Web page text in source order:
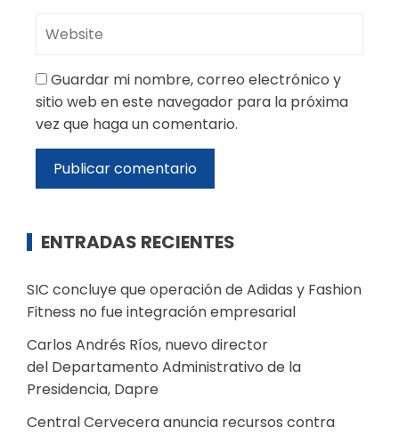
Guardar mi nombre, correo electrónico y
sitio web en este navegador para la próxima
vez que haga un comentario.
ENTRADAS RECIENTES
SIC concluye que operación de Adidas y Fashion
Fitness no fue integración empresarial
Carlos Andrés Ríos, nuevo director
del Departamento Administrativo de la
Presidencia, Dapre
Central Cervecera anuncia recursos contra